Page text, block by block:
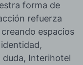
forma de
refuerza
espacios
duda, Interihotel